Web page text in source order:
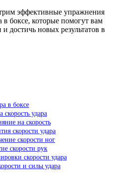
эффективные упражнения
в боксе, которые помогут вам
достичь новых результатов в
в боксе
удара
на скорость
скорости удара
скорости ног
скорости рук
скорости удара
и силы удара